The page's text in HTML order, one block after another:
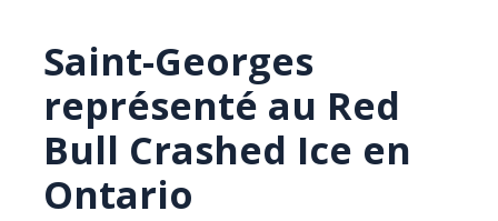
Saint-Georges
représenté au Red
Bull Crashed Ice en
Ontario